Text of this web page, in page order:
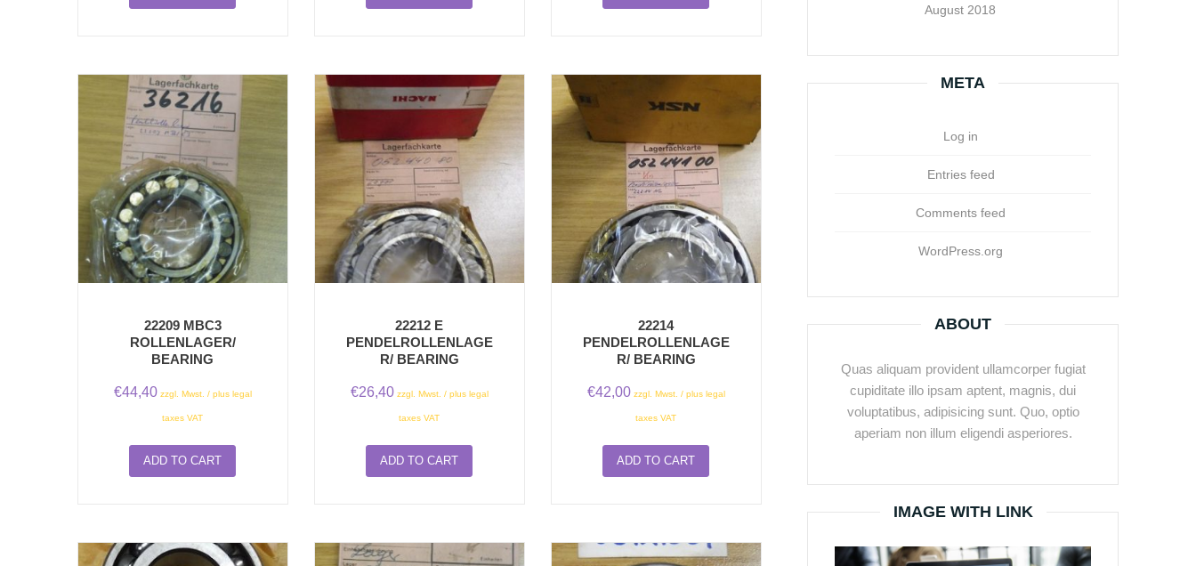
22209 MBC3
ROLLENLAGER/
BEARING
€44,40 zzgl. Mwst. / plus legal
taxes VAT
ADD TO CART
22212 E
PENDELROLLENLAGE
R/ BEARING
€26,40 zzgl. Mwst. / plus legal
taxes VAT
ADD TO CART
22214
PENDELROLLENLAGE
R/ BEARING
€42,00 zzgl. Mwst. / plus legal
taxes VAT
ADD TO CART
August 2018
META
Log in
Entries feed
Comments feed
WordPress.org
ABOUT
Quas aliquam provident ullamcorper fugiat
cupiditate illo ipsam aptent, magnis, dui
voluptatibus, adipisicing sunt. Quo, optio
aperiam non illum eligendi asperiores.
IMAGE WITH LINK